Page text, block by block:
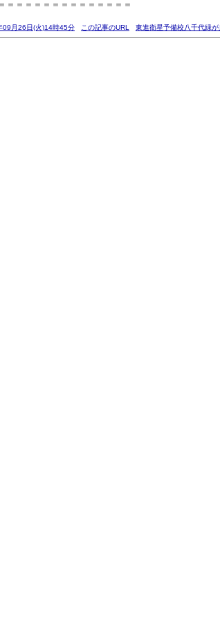
＝＝＝＝＝＝＝＝＝＝＝＝＝＝
09月26日(火)14時45分 この記事のURL 東進衛星予備校八千代緑が